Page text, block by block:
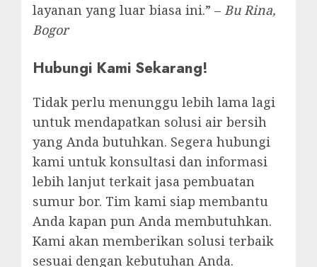
layanan yang luar biasa ini.” – Bu Rina,
Bogor
Hubungi Kami Sekarang!
Tidak perlu menunggu lebih lama lagi
untuk mendapatkan solusi air bersih
yang Anda butuhkan. Segera hubungi
kami untuk konsultasi dan informasi
lebih lanjut terkait jasa pembuatan
sumur bor. Tim kami siap membantu
Anda kapan pun Anda membutuhkan.
Kami akan memberikan solusi terbaik
sesuai dengan kebutuhan Anda.